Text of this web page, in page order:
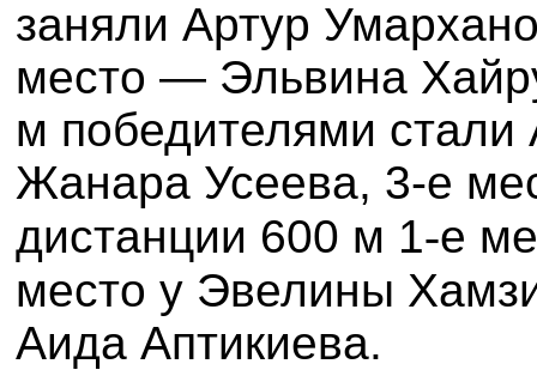
заняли Артур
место — Эльвина
м победителями
Жанара Усеева, 3-е
дистанции 600 м 1‑е
место у Эвелины
Аида Аптикиева.